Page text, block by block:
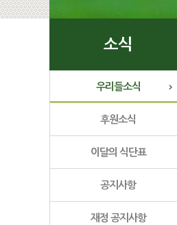
소식
우리들소식
후원소식
이달의 식단표
공지사항
재정 공지사항